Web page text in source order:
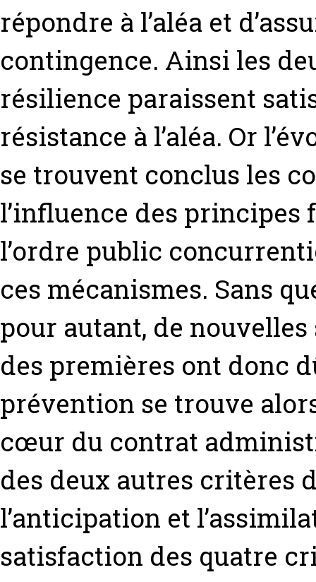
répondre à l’aléa et
contingence. Ainsi les
résilience paraissent
résistance à l’aléa. Or
se trouvent conclus les
l’influence des
l’ordre public
ces mécanismes. Sans
pour autant, de
des premières ont donc
prévention se trouve
cœur du contrat
des deux autres critères
l’anticipation et
satisfaction des quatre